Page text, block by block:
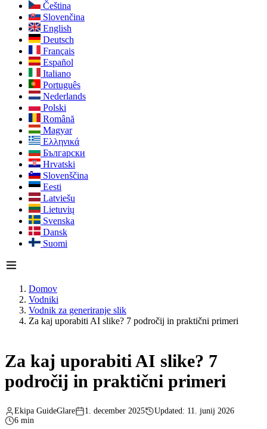
Čeština
Slovenčina
English
Deutsch
Français
Español
Italiano
Português
Nederlands
Polski
Română
Magyar
Ελληνικά
Български
Hrvatski
Slovenščina
Eesti
Latviešu
Lietuvių
Svenska
Dansk
Suomi
Domov
Vodniki
Vodnik za generiranje slik
Za kaj uporabiti AI slike? 7 področij in praktični primeri
Za kaj uporabiti AI slike? 7
področij in praktični primeri
Ekipa GuideGlare 1. december 2025
Updated: 11. junij 2026
6 min